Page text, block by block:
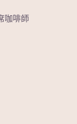
咖啡師